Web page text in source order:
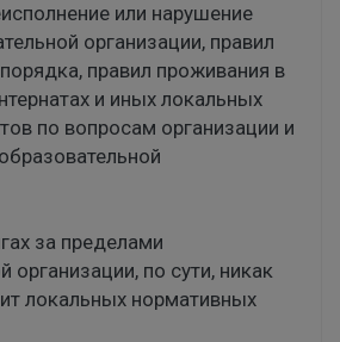
или нарушение
организации, правил
правил проживания в
и иных локальных
по вопросам организации и
за пределами
организации, по сути, никак
локальных нормативных